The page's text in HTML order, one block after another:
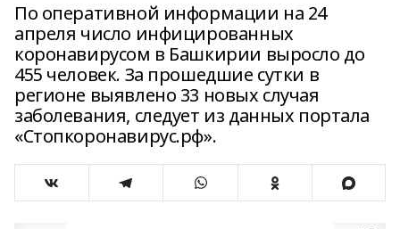
По оперативной информации на 24
апреля число инфицированных
коронавирусом в Башкирии выросло до
455 человек. За прошедшие сутки в
регионе выявлено 33 новых случая
заболевания, следует из данных портала
«Стопкоронавирус.рф».